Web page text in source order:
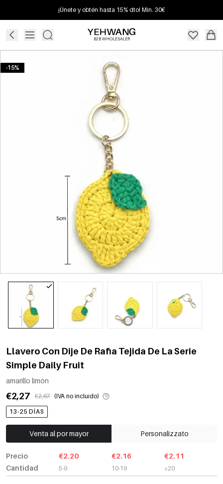
¡Únete y obtén hasta 15% dto! Mín. 30€
B2B WHOLESALER
-15%
Llavero Con Dije De Rafia Tejida De La Serie
Simple Daily Fruit
amarillo limón
€2,27 €2,67 (IVA no incluido)
13-25 DÍAS
Venta al por mayor Personalizzato
Precio
Cantidad
€2.20
5-9
€2.16
10-19
€2.11
≥20